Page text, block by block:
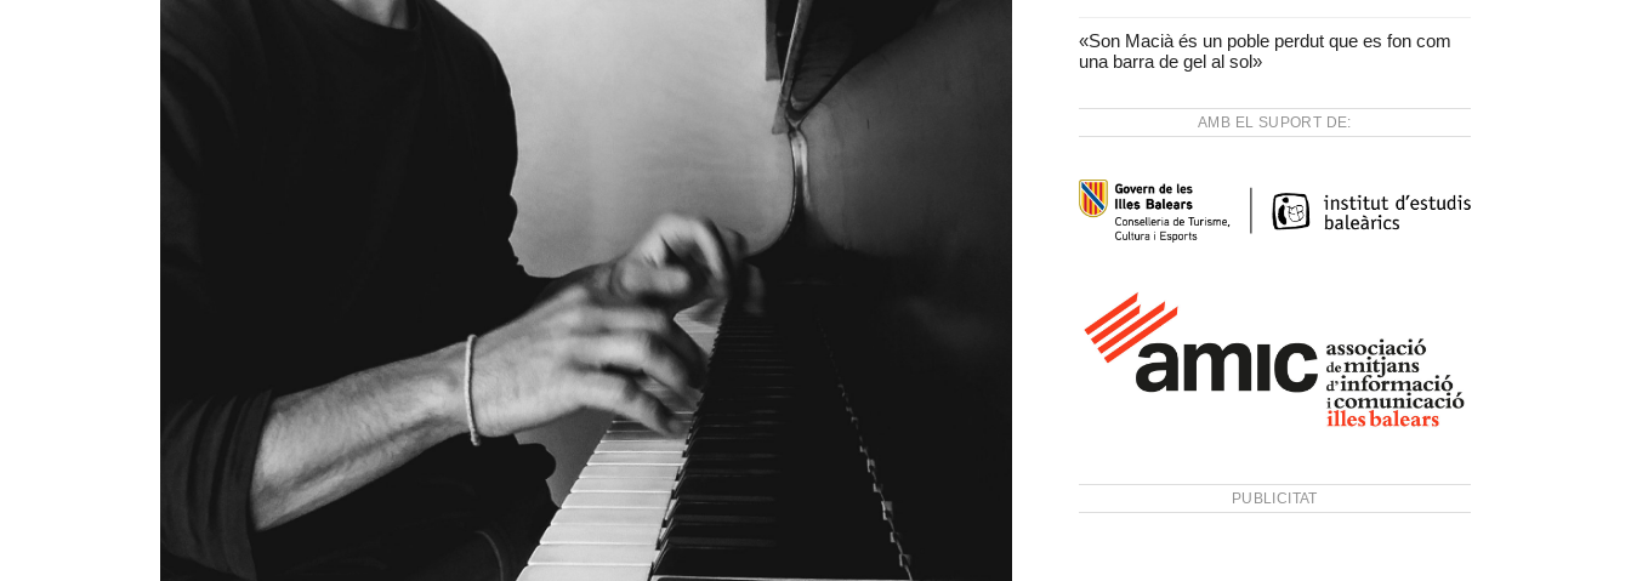
«Son Macià és un poble perdut que es fon com
una barra de gel al sol»
AMB EL SUPORT DE:
PUBLICITAT